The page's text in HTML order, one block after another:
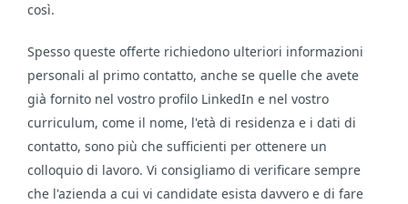
così.
Spesso queste offerte richiedono ulteriori informazioni
personali al primo contatto, anche se quelle che avete
già fornito nel vostro profilo LinkedIn e nel vostro
curriculum, come il nome, l'età di residenza e i dati di
contatto, sono più che sufficienti per ottenere un
colloquio di lavoro. Vi consigliamo di verificare sempre
che l'azienda a cui vi candidate esista davvero e di fare